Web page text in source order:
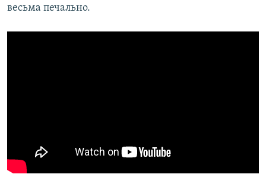
весьма печально.